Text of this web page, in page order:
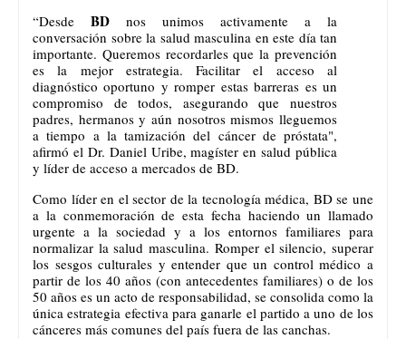
“Desde BD nos unimos activamente a la
conversación sobre la salud masculina en este día tan
importante. Queremos recordarles que la prevención
es la mejor estrategia. Facilitar el acceso al
diagnóstico oportuno y romper estas barreras es un
compromiso de todos, asegurando que nuestros
padres, hermanos y aún nosotros mismos lleguemos
a tiempo a la tamización del cáncer de próstata",
afirmó el Dr. Daniel Uribe, magíster en salud pública
y líder de acceso a mercados de BD.
Como líder en el sector de la tecnología médica, BD se une
a la conmemoración de esta fecha haciendo un llamado
urgente a la sociedad y a los entornos familiares para
normalizar la salud masculina. Romper el silencio, superar
los sesgos culturales y entender que un control médico a
partir de los 40 años (con antecedentes familiares) o de los
50 años es un acto de responsabilidad, se consolida como la
única estrategia efectiva para ganarle el partido a uno de los
cánceres más comunes del país fuera de las canchas.